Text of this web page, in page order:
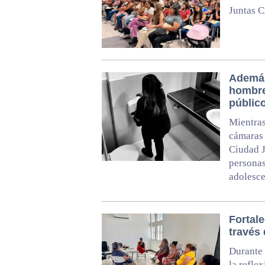
Juntas
Ciudad
través
Durante